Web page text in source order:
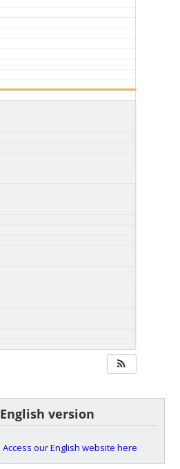
English version
Access our English website here